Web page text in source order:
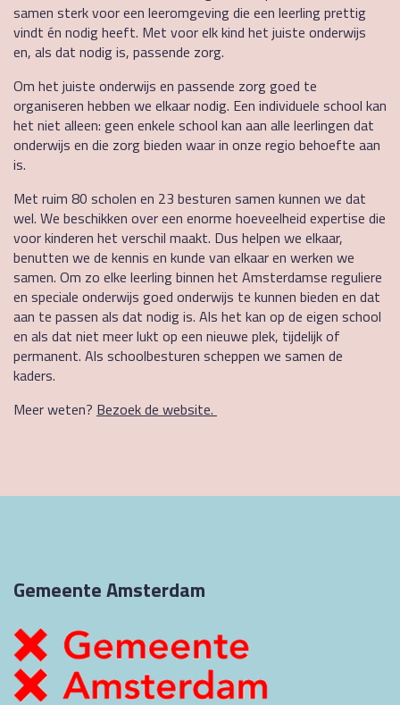
samen sterk voor een leeromgeving die een leerling prettig
vindt én nodig heeft. Met voor elk kind het juiste onderwijs
en, als dat nodig is, passende zorg.
Om het juiste onderwijs en passende zorg goed te
organiseren hebben we elkaar nodig. Een individuele school kan
het niet alleen: geen enkele school kan aan alle leerlingen dat
onderwijs en die zorg bieden waar in onze regio behoefte aan
is.
Met ruim 80 scholen en 23 besturen samen kunnen we dat
wel. We beschikken over een enorme hoeveelheid expertise die
voor kinderen het verschil maakt. Dus helpen we elkaar,
benutten we de kennis en kunde van elkaar en werken we
samen. Om zo elke leerling binnen het Amsterdamse reguliere
en speciale onderwijs goed onderwijs te kunnen bieden en dat
aan te passen als dat nodig is. Als het kan op de eigen school
en als dat niet meer lukt op een nieuwe plek, tijdelijk of
permanent. Als schoolbesturen scheppen we samen de
kaders.
Meer weten? Bezoek de website.
Gemeente Amsterdam